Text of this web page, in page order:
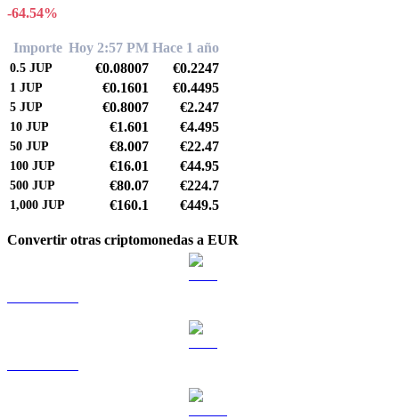
-64.54%
Importe Hoy 2:57 PM Hace 1 año
0.5 JUP €0.08007 €0.2247
1 JUP €0.1601 €0.4495
5 JUP €0.8007 €2.247
10 JUP €1.601 €4.495
50 JUP €8.007 €22.47
100 JUP €16.01 €44.95
500 JUP €80.07 €224.7
1,000 JUP €160.1 €449.5
Convertir otras criptomonedas a EUR